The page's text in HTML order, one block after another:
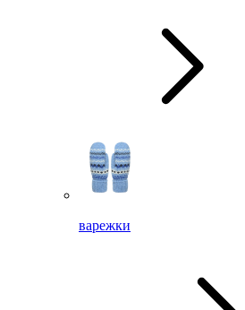
варежки